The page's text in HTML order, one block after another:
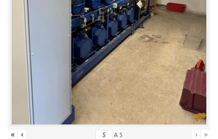
« ‹ A 5 › »